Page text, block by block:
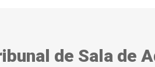
de Sala de